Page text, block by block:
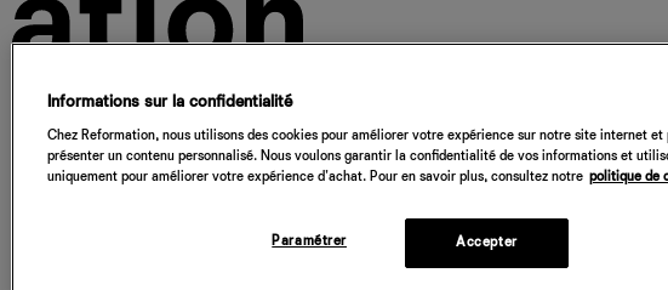
Informations sur la confidentialité
Chez Reformation, nous utilisons des cookies pour améliorer votre expérience sur notre site internet et
présenter un contenu personnalisé. Nous voulons garantir la confidentialité de vos informations et
uniquement pour améliorer votre expérience d'achat. Pour en savoir plus, consultez notre politique de
Paramétrer Accepter